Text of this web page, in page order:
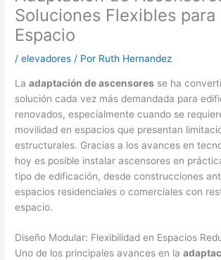
Soluciones Flexibles para
Espacio
/elevadores / Por Ruth Hernandez
Laadaptación de ascensores se ha
solución cada vez más demandada para
renovados, especialmente cuando se
movilidad en espacios que presentan
estructurales. Gracias a los avances en
hoy es posible instalar ascensores en
tipo de edificación, desde construcciones
espacios residenciales o comerciales con
espacio.
Diseño Modular: Flexibilidad en Espacios
Uno de los principales avances en la